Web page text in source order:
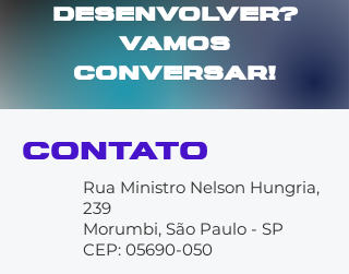
desenvolver?
vamos
conversar!
CONTATO
Rua Ministro Nelson Hungria,
239
Morumbi, São Paulo - SP
CEP: 05690-050